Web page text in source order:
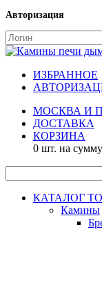
Авторизация
ИЗБРАННОЕ
МОСКВА И
ДОСТАВКА
КОРЗИНА
0 шт. на сумму
КАТАЛОГ
Камины